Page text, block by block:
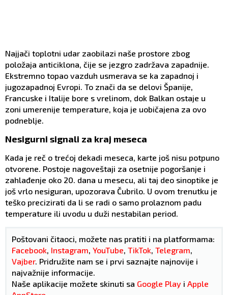
Najjači toplotni udar zaobilazi naše prostore zbog
položaja anticiklona, čije se jezgro zadržava zapadnije.
Ekstremno topao vazduh usmerava se ka zapadnoj i
jugozapadnoj Evropi. To znači da se delovi Španije,
Francuske i Italije bore s vrelinom, dok Balkan ostaje u
zoni umerenije temperature, koja je uobičajena za ovo
podneblje.
Nesigurni signali za kraj meseca
Kada je reč o trećoj dekadi meseca, karte još nisu potpuno
otvorene. Postoje nagoveštaji za osetnije pogoršanje i
zahlađenje oko 20. dana u mesecu, ali taj deo sinoptike je
još vrlo nesiguran, upozorava Čubrilo. U ovom trenutku je
teško precizirati da li se radi o samo prolaznom padu
temperature ili uvodu u duži nestabilan period.
Poštovani čitaoci, možete nas pratiti i na platformama:
Facebook, Instagram, YouTube, TikTok, Telegram,
Vajber. Pridružite nam se i prvi saznajte najnovije i
najvažnije informacije.
Naše aplikacije možete skinuti sa Google Play i Apple